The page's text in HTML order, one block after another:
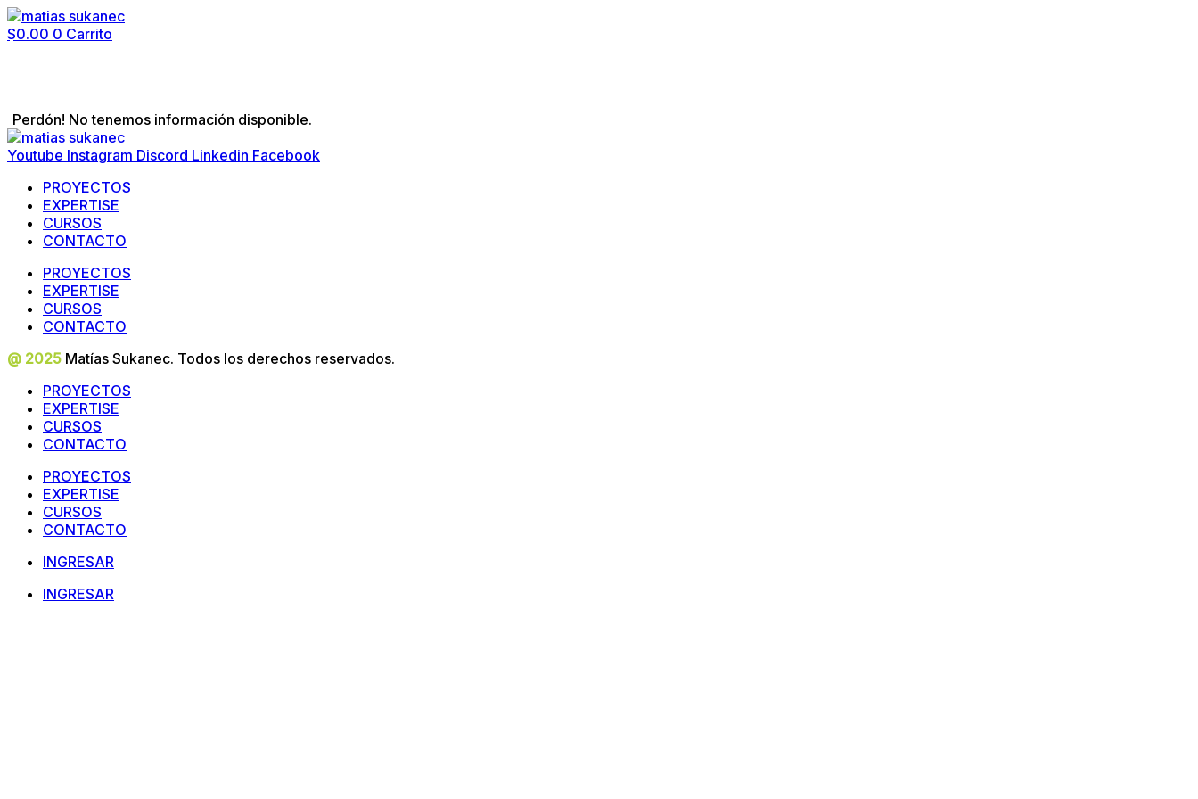
$0.00 0 Carrito
Perdón! No tenemos información disponible.
Youtube Instagram Discord Linkedin Facebook
PROYECTOS
EXPERTISE
CURSOS
CONTACTO
PROYECTOS
EXPERTISE
CURSOS
CONTACTO
@ 2025 Matías Sukanec. Todos los derechos reservados.
PROYECTOS
EXPERTISE
CURSOS
CONTACTO
PROYECTOS
EXPERTISE
CURSOS
CONTACTO
INGRESAR
INGRESAR